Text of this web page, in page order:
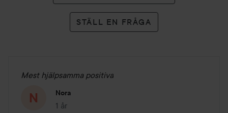
STÄLL EN FRÅGA
Mest hjälpsamma positiva
Nora
1 år
Inlägget skapades 1 år